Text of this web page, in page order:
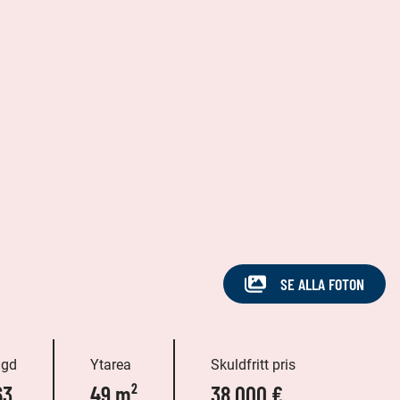
SE ALLA FOTON
Ytarea
49 m²
Skuldfritt pris
38 000 €